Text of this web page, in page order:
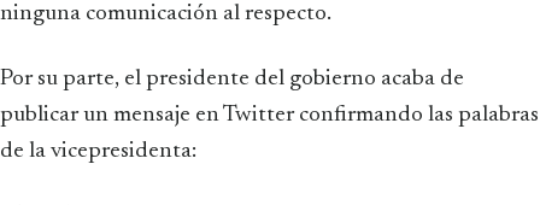
ninguna comunicación al respecto.
Por su parte, el presidente del gobierno acaba de
publicar un mensaje en Twitter confirmando las palabras
de la vicepresidenta: